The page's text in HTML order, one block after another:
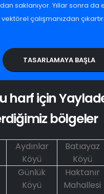
saklanıyor. Yıllar sonra da
çalışmanızdan
TASARLAMAYA BAŞLA
harf için
bölgeler
Aydınlar
Köyü
Batıayaz
Köyü
Günlük
Köyü
Haktanır
Mahallesi